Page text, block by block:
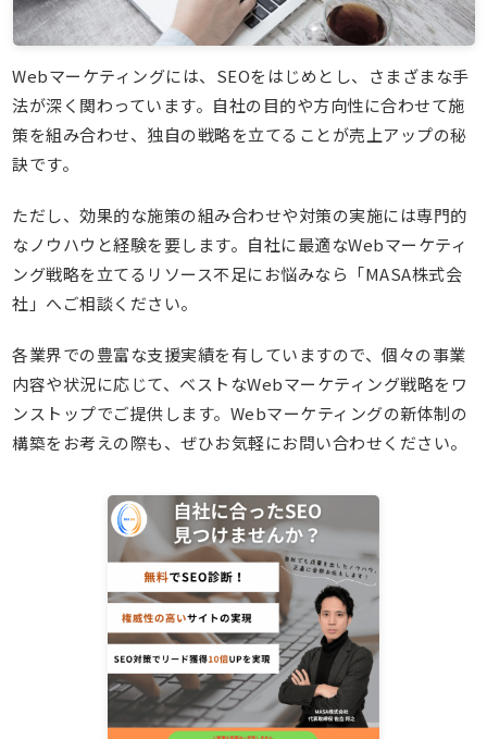
Webマーケティングには、SEOをはじめとし、さまざまな手
法が深く関わっています。自社の目的や方向性に合わせて施
策を組み合わせ、独自の戦略を立てることが売上アップの秘
訣です。
ただし、効果的な施策の組み合わせや対策の実施には専門的
なノウハウと経験を要します。自社に最適なWebマーケティ
ング戦略を立てるリソース不足にお悩みなら「MASA株式会
社」へご相談ください。
各業界での豊富な支援実績を有していますので、個々の事業
内容や状況に応じて、ベストなWebマーケティング戦略をワ
ンストップでご提供します。Webマーケティングの新体制の
構築をお考えの際も、ぜひお気軽にお問い合わせください。